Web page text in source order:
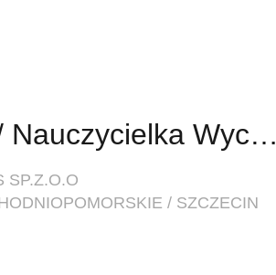
Nauczyciel / Nauczycielka Wychowania Przedszkolnego z Językiem Angielskim
SP.Z.O.O
/ SZCZECIN